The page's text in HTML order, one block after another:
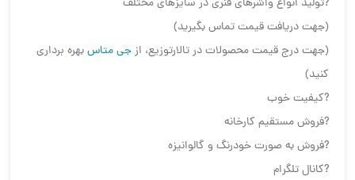
?تولید انواع واشرهای فنری در سایزهای مختلف
(جهت دریافت قیمت تماس بگیرید)
(جهت درج قیمت محصولات در تالارتوزیع، ازجی متاسبهره برداری
کنید)
?کیفیت خوب
?فروش مستقیم کارخانه
?فروش به صورت خودرنگ و گالوانیزه
?کانال تلگرام